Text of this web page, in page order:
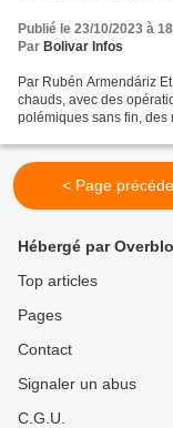
Publié le 23/10/2023 à
Par Bolivar Infos
Par Rubén Armendáriz
chauds, avec des
polémiques sans fin, des
< Page
Hébergé par
Top articles
Pages
Contact
Signaler un abus
C.G.U.